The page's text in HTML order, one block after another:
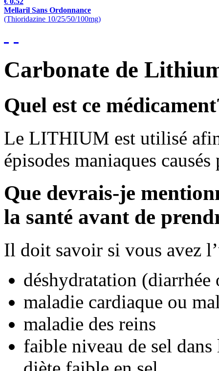
Mellaril Sans Ordonnance
(Thioridazine 10/25/50/100mg)
Carbonate de
Quel est ce
Le LITHIUM est utilisé
épisodes maniaques
Que devrais-je
la santé avant de
Il doit savoir si vous avez
déshydratation
maladie cardiaque ou
maladie des reins
faible niveau de sel